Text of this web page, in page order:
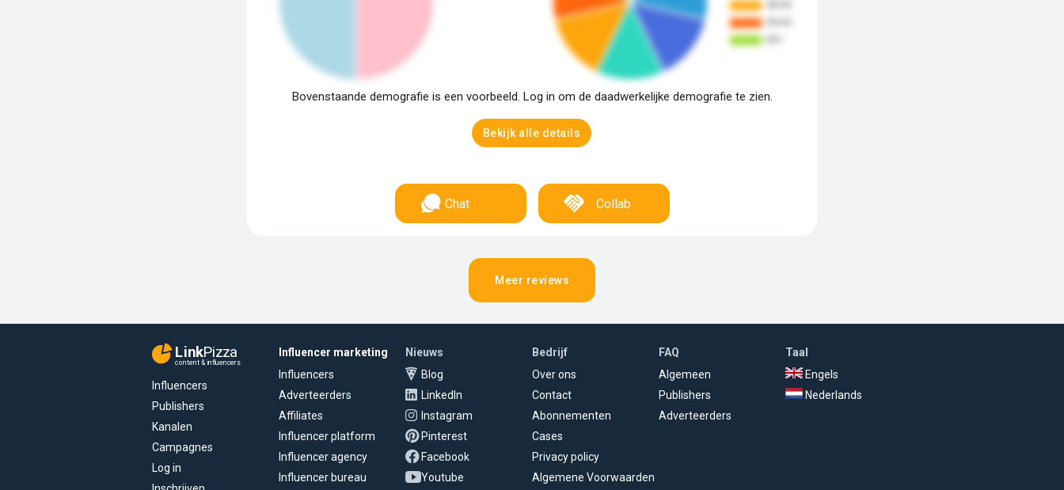
Bovenstaande demografie is een voorbeeld. Log in om de daadwerkelijke demografie te zien.
Bekijk alle details
Chat Collab
Meer reviews
LinkPizza
content & influencers
Influencers
Publishers
Kanalen
Campagnes
Log in
Influencer marketing
Influencers
Adverteerders
Affiliates
Influencer platform
Influencer agency
Influencer bureau
Nieuws
Blog
LinkedIn
Instagram
Pinterest
Facebook
Youtube
Bedrijf
Over ons
Contact
Abonnementen
Cases
Privacy policy
Algemene Voorwaarden
FAQ
Algemeen
Publishers
Adverteerders
Taal
Engels
Nederlands